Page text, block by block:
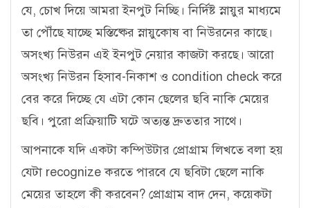
যে, চোখ দিয়ে আমরা ইনপুট নিচ্ছি। নির্দিষ্ট স্নায়ুর মাধ্যমে
তা পৌঁছে যাচ্ছে মস্তিষ্কের স্নায়ুকোষ বা নিউরনের কাছে।
অসংখ্য নিউরন এই ইনপুট নেয়ার কাজটা করছে। আরো
অসংখ্য নিউরন হিসাব-নিকাশ ও condition check করে
বের করে দিচ্ছে যে এটা কোন ছেলের ছবি নাকি মেয়ের
ছবি। পুরো প্রক্রিয়াটি ঘটে অত্যন্ত দ্রুততার সাথে।
আপনাকে যদি একটা কম্পিউটার প্রোগ্রাম লিখতে বলা হয়
যেটা recognize করতে পারবে যে ছবিটা ছেলে নাকি
মেয়ের তাহলে কী করবেন? প্রোগ্রাম বাদ দেন, কয়েকটা